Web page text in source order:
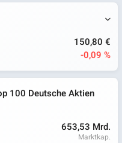
150,80 €
-0,09 %
100 Deutsche Aktien
653,53 Mrd.
Marktkap.